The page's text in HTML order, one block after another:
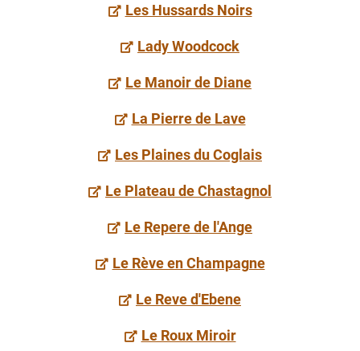
Les Hussards Noirs
Lady Woodcock
Le Manoir de Diane
La Pierre de Lave
Les Plaines du Coglais
Le Plateau de Chastagnol
Le Repere de l'Ange
Le Rève en Champagne
Le Reve d'Ebene
Le Roux Miroir